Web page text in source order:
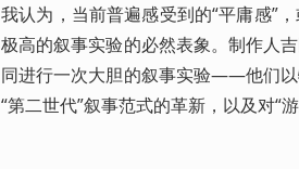
我认为，当前普遍感受到的“平庸感”
极高的叙事实验的必然表象。制作人
同进行一次大胆的叙事实验——他们
“第二世代”叙事范式的革新，以及对“